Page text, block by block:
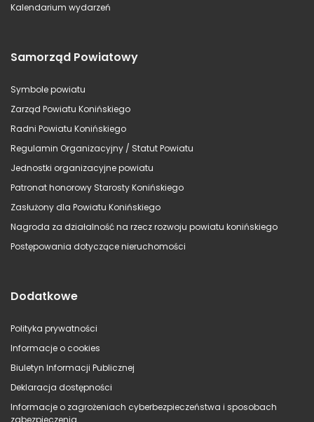
Kalendarium wydarzeń
Samorząd Powiatowy
Symbole powiatu
Zarząd Powiatu Konińskiego
Radni Powiatu Konińskiego
Regulamin Organizacyjny / Statut Powiatu
Jednostki organizacyjne powiatu
Patronat honorowy Starosty Konińskiego
Zasłużony dla Powiatu Konińskiego
Nagroda za działalność na rzecz rozwoju powiatu konińskiego
Postępowania dotyczące nieruchomości
Dodatkowe
Polityka prywatności
Informacje o cookies
Biuletyn Informacji Publicznej
Deklaracja dostępności
Informacje o zagrożeniach cyberbezpieczeństwa i sposobach
zabezpieczenia